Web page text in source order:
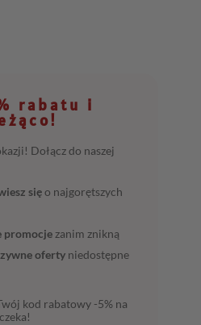
rabatu i
Dołącz do naszej
sięo najgorętszych
promocje zanim znikną
oferty niedostępne
kod rabatowy -5% na